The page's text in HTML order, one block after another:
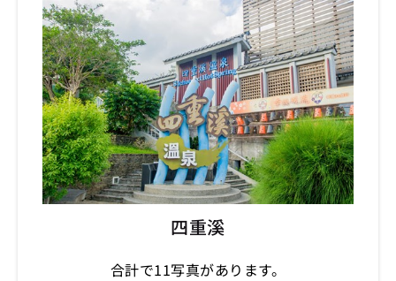
四重溪
合計で11写真があります。